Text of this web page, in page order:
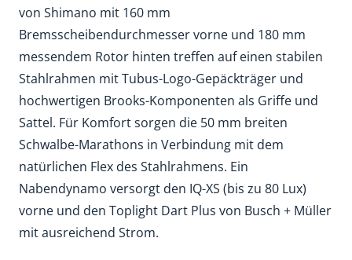
von Shimano mit 160 mm
Bremsscheibendurchmesser vorne und 180 mm
messendem Rotor hinten treffen auf einen stabilen
Stahlrahmen mit Tubus-Logo-Gepäckträger und
hochwertigen Brooks-Komponenten als Griffe und
Sattel. Für Komfort sorgen die 50 mm breiten
Schwalbe-Marathons in Verbindung mit dem
natürlichen Flex des Stahlrahmens. Ein
Nabendynamo versorgt den IQ-XS (bis zu 80 Lux)
vorne und den Toplight Dart Plus von Busch + Müller
mit ausreichend Strom.